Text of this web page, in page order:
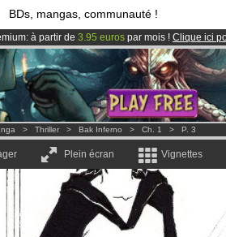
BDs, mangas, communauté !
à partir de 3.95 euros par mois ! Clique ici
et 1208BDs & Mangas!
est désormais lancé
> Thriller > Bak Inferno > Ch. 1 > P. 3
Plein écran Vignettes